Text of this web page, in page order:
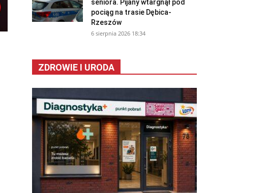
seniora. Pijany wtargnął pod
pociąg na trasie Dębica-
Rzeszów
6 sierpnia 2026 18:34
ZDROWIE I URODA